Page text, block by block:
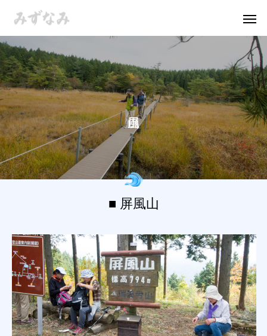
■ 屏風山